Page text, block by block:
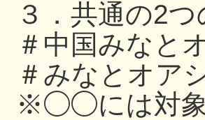
３．共通の2
＃中国みなと
＃みなとオ
※◯◯には対象